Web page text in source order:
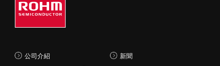
公司介紹 新聞